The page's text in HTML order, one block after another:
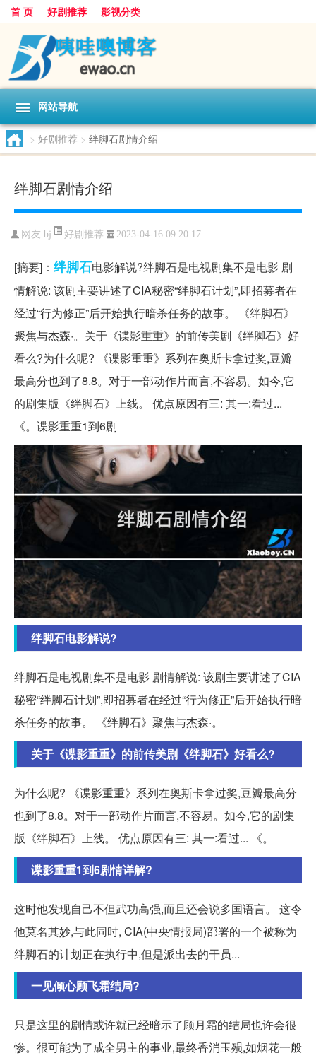
首 页 好剧推荐 影视分类
网站导航
> 好剧推荐 > 绊脚石剧情介绍
绊脚石剧情介绍
网友:bj 好剧推荐 2023-04-16 09:20:17
[摘要]： 绊脚石电影解说?绊脚石是电视剧集不是电影 剧
情解说: 该剧主要讲述了CIA秘密“绊脚石计划”,即招募者在
经过“行为修正”后开始执行暗杀任务的故事。 《绊脚石》
聚焦与杰森·。关于《谍影重重》的前传美剧《绊脚石》好
看么?为什么呢? 《谍影重重》系列在奥斯卡拿过奖,豆瓣
最高分也到了8.8。对于一部动作片而言,不容易。如今,它
的剧集版《绊脚石》上线。 优点原因有三: 其一:看过...
《。谍影重重1到6剧
绊脚石电影解说?
绊脚石是电视剧集不是电影 剧情解说: 该剧主要讲述了CIA
秘密“绊脚石计划”,即招募者在经过“行为修正”后开始执行暗
杀任务的故事。 《绊脚石》聚焦与杰森·。
关于《谍影重重》的前传美剧《绊脚石》好看么?
为什么呢? 《谍影重重》系列在奥斯卡拿过奖,豆瓣最高分
也到了8.8。对于一部动作片而言,不容易。如今,它的剧集
版《绊脚石》上线。 优点原因有三: 其一:看过... 《。
谍影重重1到6剧情详解?
这时他发现自己不但武功高强,而且还会说多国语言。 这令
他莫名其妙,与此同时, CIA(中央情报局)部署的一个被称为
绊脚石的计划正在执行中,但是派出去的干员...
一见倾心顾飞霜结局?
只是这里的剧情或许就已经暗示了顾月霜的结局也许会很
惨。很可能为了成全男主的事业,最终香消玉殒,如烟花一般